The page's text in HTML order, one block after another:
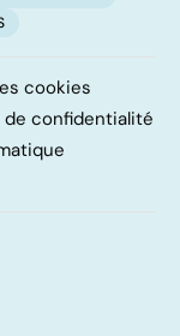
cookies
de confidentialité